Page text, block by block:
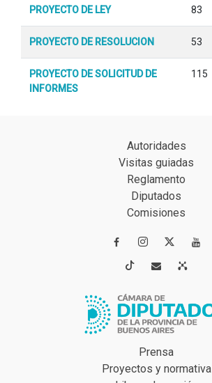
PROYECTO DE LEY 83
PROYECTO DE RESOLUCION 53
PROYECTO DE SOLICITUD DE
INFORMES
115
Autoridades
Visitas guiadas
Reglamento
Diputados
Comisiones
 
 
Prensa
Proyectos y normativa